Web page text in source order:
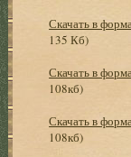
Скачать в
135 Кб)
Скачать в
108кб)
Скачать в
108кб)